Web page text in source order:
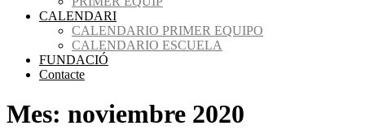
CALENDARI
CALENDARIO PRIMER EQUIPO
CALENDARIO ESCUELA
FUNDACIÓ
Contacte
Mes: noviembre 2020